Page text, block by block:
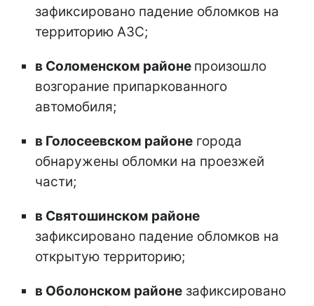
зафиксировано падение обломков на
территорию АЗС;
в Соломенском районе произошло
возгорание припаркованного
автомобиля;
в Голосеевском районе города
обнаружены обломки на проезжей
части;
в Святошинском районе
зафиксировано падение обломков на
открытую территорию;
в Оболонском районе зафиксировано